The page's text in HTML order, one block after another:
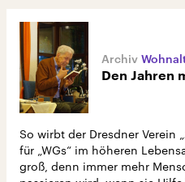
Den Jahren
So wirbt der Dresdner Verein
für „WGs“ im höheren
groß, denn immer mehr